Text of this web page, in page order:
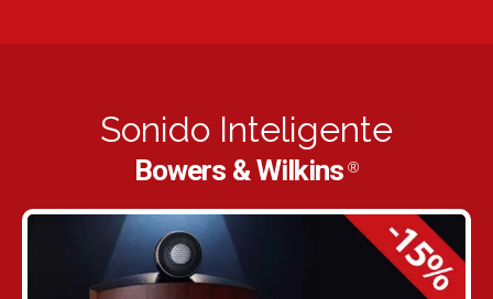
Sonido Inteligente
Bowers & Wilkins ®